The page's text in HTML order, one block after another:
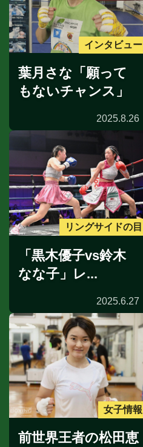
インタビュー
葉月さな「願って
もないチャンス」
2025.8.26
リングサイドの目
「黒木優子vs鈴木
なな子」レ...
2025.6.27
女子情報
前世界王者の松田恵